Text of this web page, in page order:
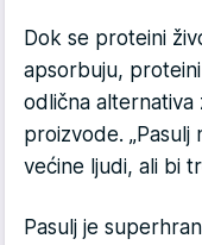
Dok se proteini
apsorbuju,
odlična alternativa
proizvode. „Pasulj
većine ljudi, ali bi
Pasulj je